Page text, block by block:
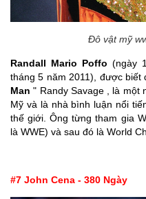
Đô vật mỹ
Randall Mario Poffo (ngày
tháng 5 năm 2011), được
Man" Randy Savage , là một
Mỹ và là nhà bình luận nổi
thế giới. Ông từng tham gia
là WWE) và sau đó là World
#7 John Cena - 380 Ngày